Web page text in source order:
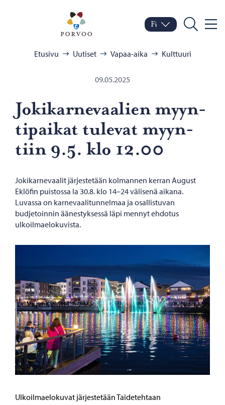
Porvoo – Siirry
Vaihda kieltä
Nykyinen kieli: Suomi
Fi
Hae
Etusivu Uutiset Vapaa-aika Kulttuuri
09.05.2025
Jo­ki­kar­ne­vaa­lien myyn­
ti­pai­kat tu­le­vat myyn­
tiin 9.5. klo 12.00
Jokikarnevaalit järjestetään kolmannen kerran August
Eklöfin puistossa la 30.8. klo 14–24 välisenä aikana.
Luvassa on karnevaalitunnelmaa ja osallistuvan
budjetoinnin äänestyksessä läpi mennyt ehdotus
ulkoilmaelokuvista.
Ulkoilmaelokuvat järjestetään Taidetehtaan